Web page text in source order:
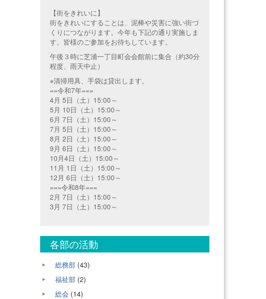
【街をきれいに】
街をきれいにすることは、泥棒や災害に強い街づ
くりにつながります。今年も下記の通り実施しま
す。皆様のご参加をお待ちしています。
午後３時に芝浦一丁目町会会館前に集合（約30分
程度、雨天中止）
※清掃用具、手袋は貸出します。
==令和7年===
4月 5日（土）15:00～
5月 10日（土）15:00～
6月 7日（土）15:00～
7月 5日（土）15:00～
8月 2日（土）15:00～
9月 6日（土）15:00～
10月4日（土）15:00～
11月 1日（土）15:00～
12月 6日（土）15:00～
===令和8年===
2月 7日（土）15:00～
3月 7日（土）15:00～
各部の活動
総務部 (43)
福祉部 (2)
総会 (14)